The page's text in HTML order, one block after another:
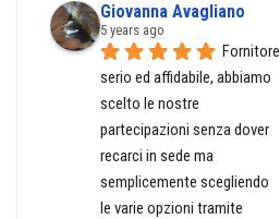
Giovanna Avagliano
5 years ago
Fornitore
serio ed affidabile, abbiamo
scelto le nostre
partecipazioni senza dover
recarci in sede ma
semplicemente scegliendo
le varie opzioni tramite